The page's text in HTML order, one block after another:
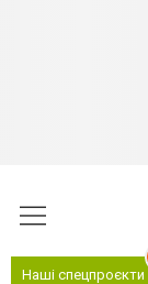
Наші спецпроєкти